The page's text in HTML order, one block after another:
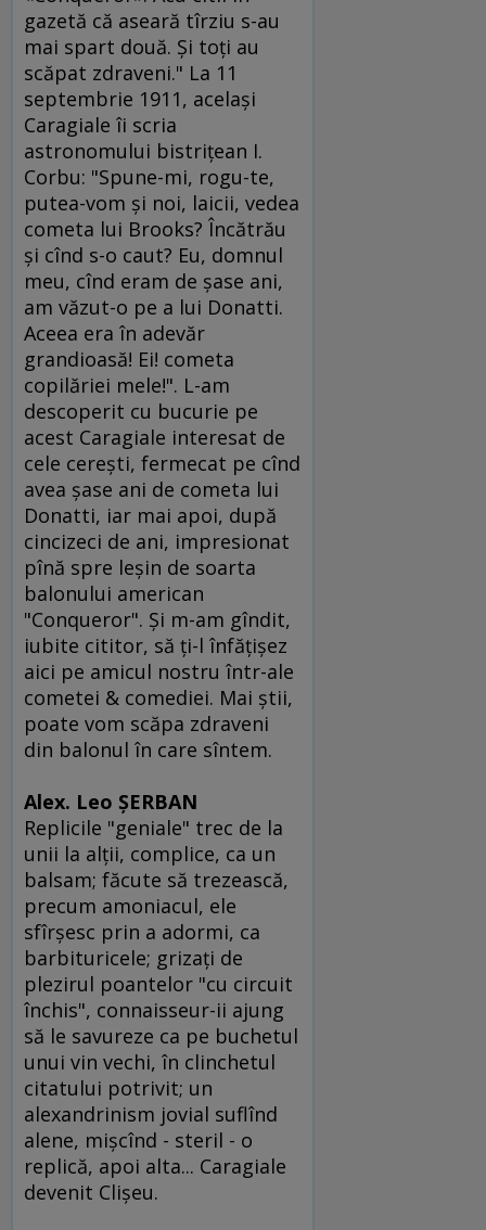
gazetă că aseară tîrziu s-au
mai spart două. Şi toţi au
scăpat zdraveni." La 11
septembrie 1911, acelaşi
Caragiale îi scria
astronomului bistriţean I.
Corbu: "Spune-mi, rogu-te,
putea-vom şi noi, laicii, vedea
cometa lui Brooks? Încătrău
şi cînd s-o caut? Eu, domnul
meu, cînd eram de şase ani,
am văzut-o pe a lui Donatti.
Aceea era în adevăr
grandioasă! Ei! cometa
copilăriei mele!". L-am
descoperit cu bucurie pe
acest Caragiale interesat de
cele cereşti, fermecat pe cînd
avea şase ani de cometa lui
Donatti, iar mai apoi, după
cincizeci de ani, impresionat
pînă spre leşin de soarta
balonului american
"Conqueror". Şi m-am gîndit,
iubite cititor, să ţi-l înfăţişez
aici pe amicul nostru într-ale
cometei & comediei. Mai ştii,
poate vom scăpa zdraveni
din balonul în care sîntem.
Alex. Leo ŞERBAN
Replicile "geniale" trec de la
unii la alţii, complice, ca un
balsam; făcute să trezească,
precum amoniacul, ele
sfîrşesc prin a adormi, ca
barbituricele; grizaţi de
plezirul poantelor "cu circuit
închis", connaisseur-ii ajung
să le savureze ca pe buchetul
unui vin vechi, în clinchetul
citatului potrivit; un
alexandrinism jovial suflînd
alene, mişcînd - steril - o
replică, apoi alta... Caragiale
devenit Clişeu.